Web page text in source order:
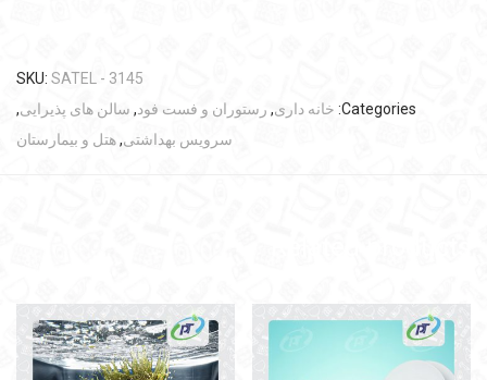
SKU:SATEL - 3145
Categories: خانه داری ,رستوران و فست فود,سالن های پذیرایی,
سرویس بهداشتی,هتل و بیمارستان